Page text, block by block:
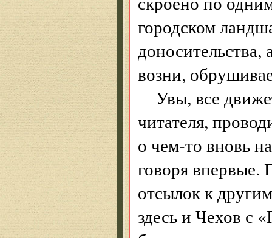
городском
доносительства,
возни,
Увы, все
читателя,
о чем-то вновь
говоря впервые.
отсылок к
здесь и Чехов с